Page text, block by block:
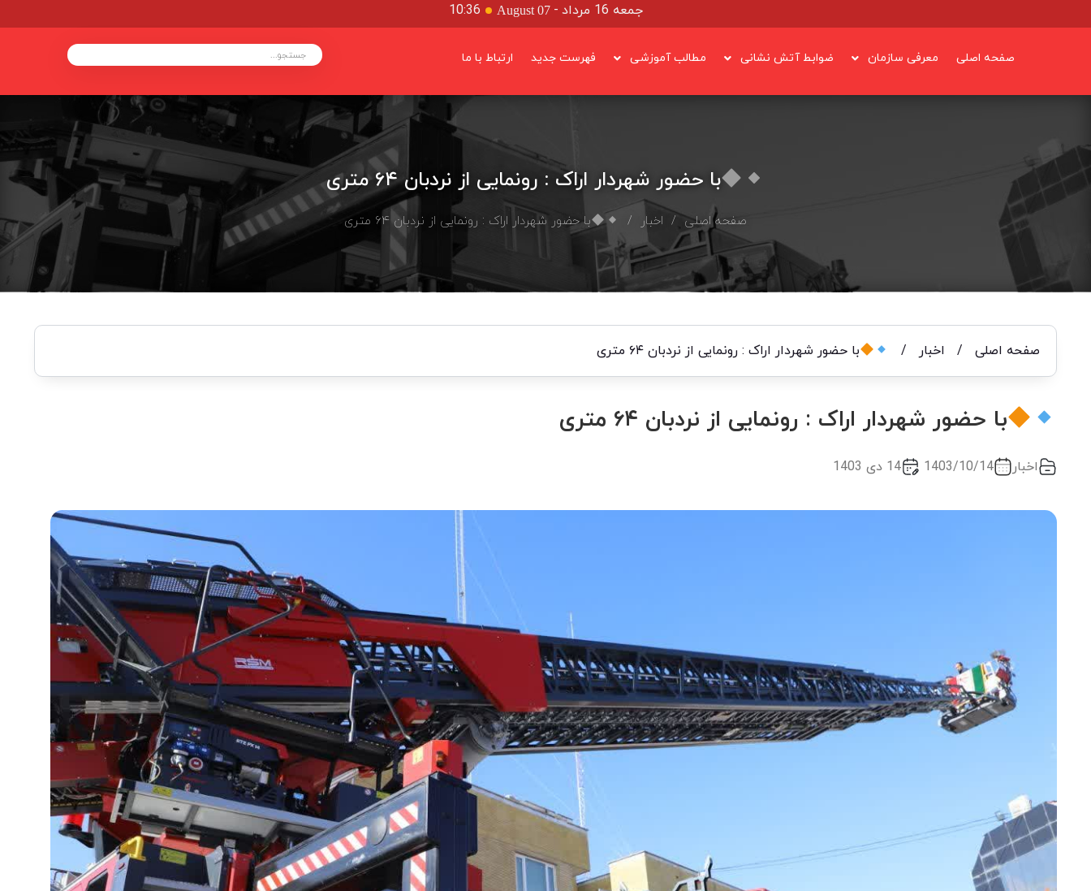
جمعه 16 مرداد -
August 07
10:36
صفحه اصلی معرفی سازمان ضوابط آتش نشانی مطالب آموزشی فهرست جدید ارتباط با ما
با حضور شهردار اراک : رونمایی از نردبان ۶۴ متری
صفحه اصلی / اخبار / با حضور شهردار اراک : رونمایی از نردبان ۶۴ متری
صفحه اصلی / اخبار / با حضور شهردار اراک : رونمایی از نردبان ۶۴ متری
با حضور شهردار اراک : رونمایی از نردبان ۶۴ متری
اخبار 1403/10/14 14 دی 1403